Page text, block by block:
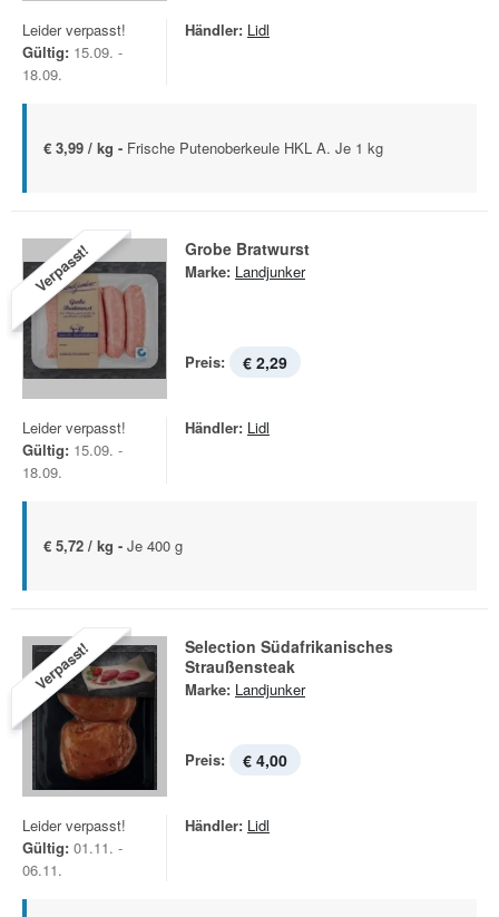
Leider verpasst!
Gültig: 15.09. -
18.09.
Händler: Lidl
€ 3,99 / kg - Frische Putenoberkeule HKL A. Je 1 kg
Verpasst! Grobe Bratwurst
Marke: Landjunker
Preis: € 2,29
Leider verpasst!
Gültig: 15.09. -
18.09.
Händler: Lidl
€ 5,72 / kg - Je 400 g
Verpasst!
Selection Südafrikanisches
Straußensteak
Marke: Landjunker
Preis: € 4,00
Leider verpasst!
Gültig: 01.11. -
06.11.
Händler: Lidl